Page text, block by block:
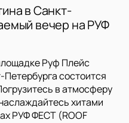
в Санкт-
вечер на РУФ
Руф Плейс
состоится
в атмосферу
хитами
РУФ ФЕСТ (ROOF